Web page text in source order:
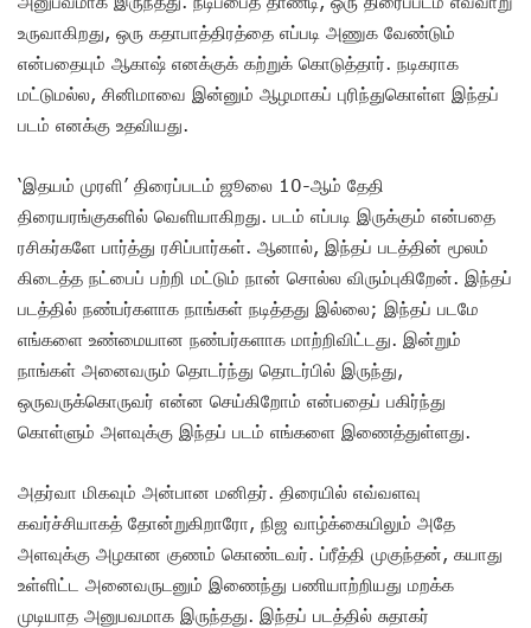
உருவாகிறது, ஒரு கதாபாத்திரத்தை எப்படி அணுக வேண்டும்
என்பதையும் ஆகாஷ் எனக்குக் கற்றுக் கொடுத்தார். நடிகராக
மட்டுமல்ல, சினிமாவை இன்னும் ஆழமாகப் புரிந்துகொள்ள இந்தப்
படம் எனக்கு உதவியது.
‘இதயம் முரளி’ திரைப்படம் ஜூலை 10-ஆம் தேதி
திரையரங்குகளில் வெளியாகிறது. படம் எப்படி இருக்கும் என்பதை
ரசிகர்களே பார்த்து ரசிப்பார்கள். ஆனால், இந்தப் படத்தின் மூலம்
கிடைத்த நட்பைப் பற்றி மட்டும் நான் சொல்ல விரும்புகிறேன். இந்தப்
படத்தில் நண்பர்களாக நாங்கள் நடித்தது இல்லை; இந்தப் படமே
எங்களை உண்மையான நண்பர்களாக மாற்றிவிட்டது. இன்றும்
நாங்கள் அனைவரும் தொடர்ந்து தொடர்பில் இருந்து,
ஒருவருக்கொருவர் என்ன செய்கிறோம் என்பதைப் பகிர்ந்து
கொள்ளும் அளவுக்கு இந்தப் படம் எங்களை இணைத்துள்ளது.
அதர்வா மிகவும் அன்பான மனிதர். திரையில் எவ்வளவு
கவர்ச்சியாகத் தோன்றுகிறாரோ, நிஜ வாழ்க்கையிலும் அதே
அளவுக்கு அழகான குணம் கொண்டவர். ப்ரீத்தி முகுந்தன், கயாது
உள்ளிட்ட அனைவருடனும் இணைந்து பணியாற்றியது மறக்க
முடியாத அனுபவமாக இருந்தது. இந்தப் படத்தில் சுதாகர்